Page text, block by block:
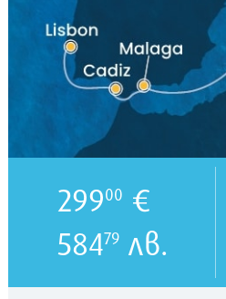
29900 €
58479лв.